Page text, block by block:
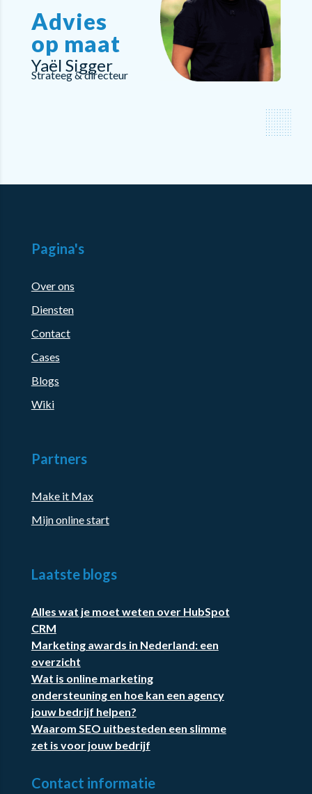
Advies
op maat
Yaël Sigger
Strateeg & directeur
Pagina's
Over ons
Diensten
Contact
Cases
Blogs
Wiki
Partners
Make it Max
Mijn online start
Laatste blogs
Alles wat je moet weten over HubSpot
CRM
Marketing awards in Nederland: een
overzicht
Wat is online marketing
ondersteuning en hoe kan een agency
jouw bedrijf helpen?
Waarom SEO uitbesteden een slimme
zet is voor jouw bedrijf
Contact informatie